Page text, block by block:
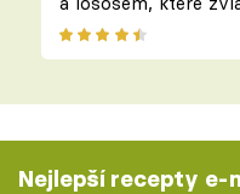
Nejlepší recepty e-